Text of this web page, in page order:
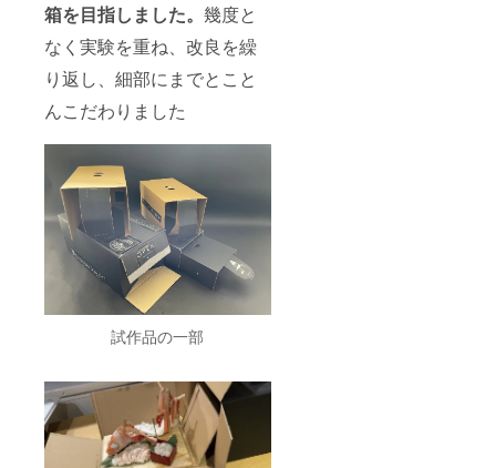
箱を目指しました。 幾度と
なく実験を重ね、改良を繰
り返し、細部にまでとこと
んこだわりました
試作品の一部